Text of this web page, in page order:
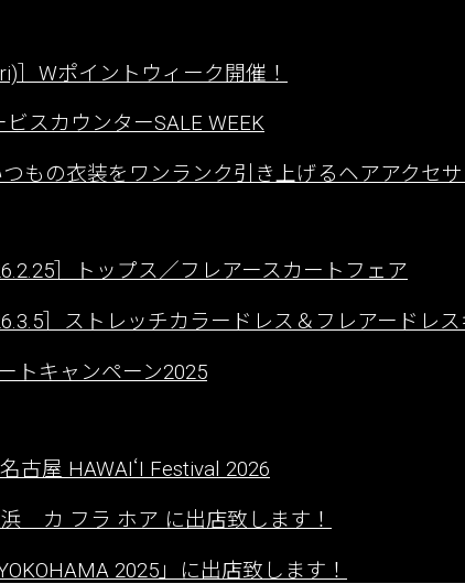
］Wポイントウィーク開催！
ビスカウンターSALE WEEK
つもの衣装をワンランク引き上げるヘアアクセ
］トップス／フレアースカートフェア
］ストレッチカラードレス＆フレアードレ
トキャンペーン2025
古屋 HAWAIʻI Festival 2026
浜 カ フラ ホア に出店致します！
2025」に出店致します！